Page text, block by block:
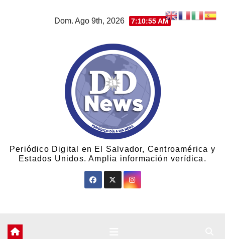
Dom. Ago 9th, 2026 7:10:56 AM
Periódico Digital en El Salvador, Centroamérica y
Estados Unidos. Amplia información verídica.